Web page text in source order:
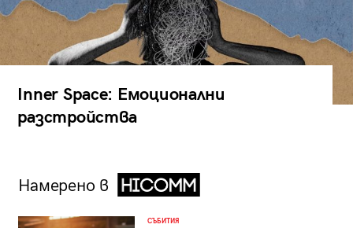
Inner Space: Емоционални
разстройства
Намерено в
СЪБИТИЯ